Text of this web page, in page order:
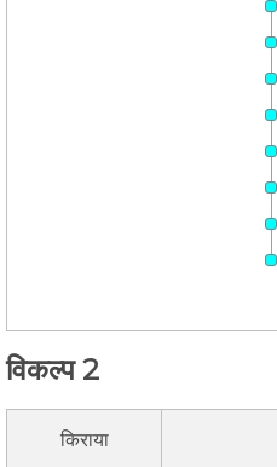
विकल्प 2
किराया